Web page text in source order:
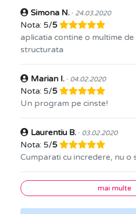
Simona N. · 24.03.2020
Nota: 5/5
aplicatia contine o multime
structurata
Marian I. · 04.02.2020
Nota: 5/5
Un program pe cinste!
Laurentiu B. · 03.02.2020
Nota: 5/5
Cumparati cu incredere, nu o
mai multe